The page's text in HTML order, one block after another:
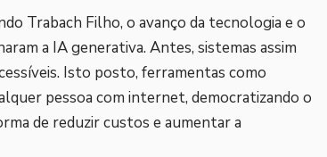
Trabach Filho, o avanço da tecnologia e o
a IA generativa. Antes, sistemas assim
Isto posto, ferramentas como
pessoa com internet, democratizando o
de reduzir custos e aumentar a